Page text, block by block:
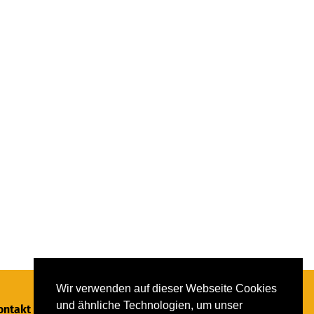
Wir verwenden auf dieser Webseite Cookies
und ähnliche Technologien, um unser